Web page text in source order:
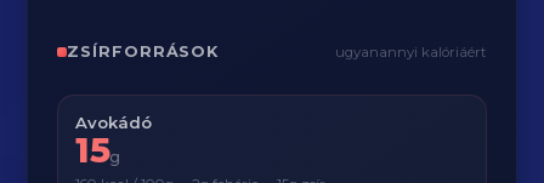
ZSÍRFORRÁSOK ugyanannyi kalóriáért
Avokádó
15g